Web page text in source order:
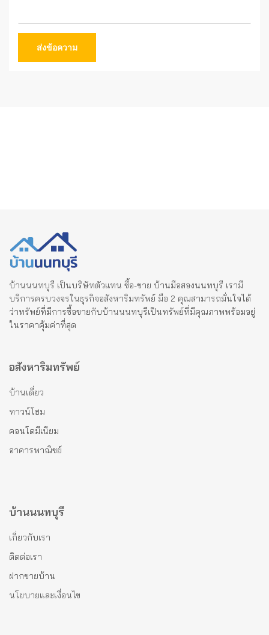
ส่งข้อความ
บ้านนนทบุรี เป็นบริษัทตัวแทน ซื้อ-ขาย บ้านมือสองนนทบุรี เรามี
บริการครบวงจรในธุรกิจอสังหาริมทรัพย์ มือ 2 คุณสามารถมั่นใจได้
ว่าทรัพย์ที่มีการซื้อขายกับบ้านนนทบุรีเป็นทรัพย์ที่มีคุณภาพพร้อมอยู่
ในราคาคุ้มค่าที่สุด
อสังหาริมทรัพย์
บ้านเดี่ยว
ทาวน์โฮม
คอนโดมีเนียม
อาคารพาณิชย์
บ้านนนทบุรี
เกี่ยวกับเรา
ติดต่อเรา
ฝากขายบ้าน
นโยบายและเงื่อนไข